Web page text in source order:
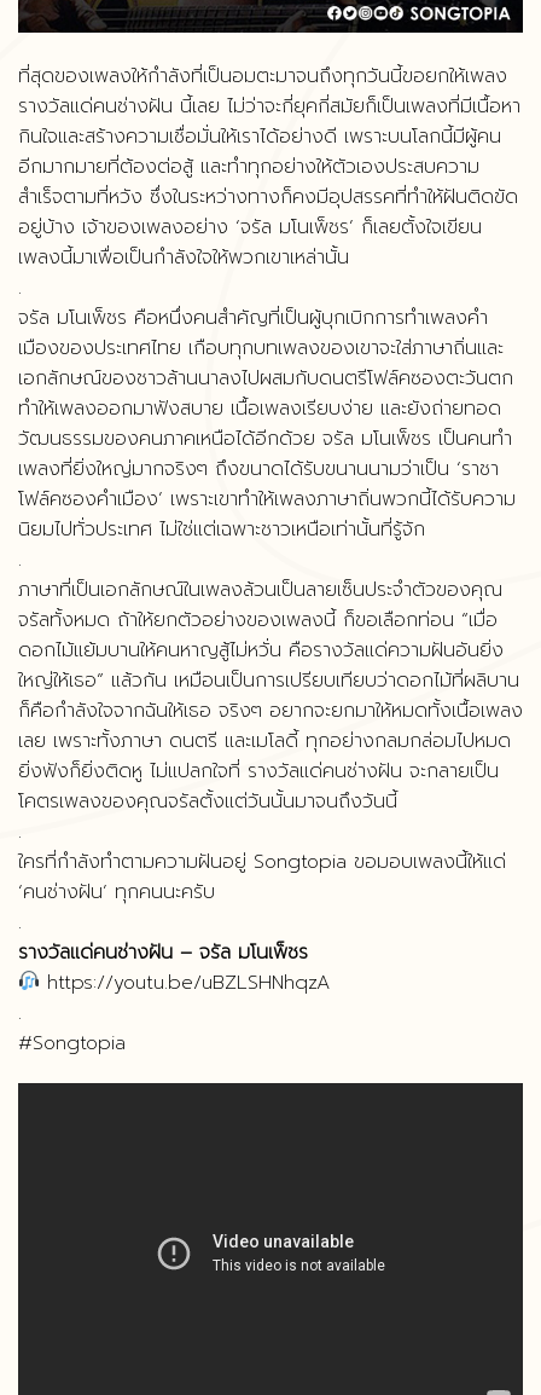
ที่สุดของเพลงให้กำลังที่เป็นอมตะมาจนถึงทุกวันนี้ขอยกให้เพลง
รางวัลแด่คนช่างฝัน นี้เลย ไม่ว่าจะกี่ยุคกี่สมัยก็เป็นเพลงที่มีเนื้อหา
กินใจและสร้างความเชื่อมั่นให้เราได้อย่างดี เพราะบนโลกนี้มีผู้คน
อีกมากมายที่ต้องต่อสู้ และทำทุกอย่างให้ตัวเองประสบความ
สำเร็จตามที่หวัง ซึ่งในระหว่างทางก็คงมีอุปสรรคที่ทำให้ฝันติดขัด
อยู่บ้าง เจ้าของเพลงอย่าง ‘จรัล มโนเพ็ชร’ ก็เลยตั้งใจเขียน
เพลงนี้มาเพื่อเป็นกำลังใจให้พวกเขาเหล่านั้น
.
จรัล มโนเพ็ชร คือหนึ่งคนสำคัญที่เป็นผู้บุกเบิกการทำเพลงคำ
เมืองของประเทศไทย เกือบทุกบทเพลงของเขาจะใส่ภาษาถิ่นและ
เอกลักษณ์ของชาวล้านนาลงไปผสมกับดนตรีโฟล์คซองตะวันตก
ทำให้เพลงออกมาฟังสบาย เนื้อเพลงเรียบง่าย และยังถ่ายทอด
วัฒนธรรมของคนภาคเหนือได้อีกด้วย จรัล มโนเพ็ชร เป็นคนทำ
เพลงที่ยิ่งใหญ่มากจริงๆ ถึงขนาดได้รับขนานนามว่าเป็น ‘ราชา
โฟล์คซองคำเมือง’ เพราะเขาทำให้เพลงภาษาถิ่นพวกนี้ได้รับความ
นิยมไปทั่วประเทศ ไม่ใช่แต่เฉพาะชาวเหนือเท่านั้นที่รู้จัก
.
ภาษาที่เป็นเอกลักษณ์ในเพลงล้วนเป็นลายเซ็นประจำตัวของคุณ
จรัลทั้งหมด ถ้าให้ยกตัวอย่างของเพลงนี้ ก็ขอเลือกท่อน “เมื่อ
ดอกไม้แย้มบานให้คนหาญสู้ไม่หวั่น คือรางวัลแด่ความฝันอันยิ่ง
ใหญ่ให้เธอ” แล้วกัน เหมือนเป็นการเปรียบเทียบว่าดอกไม้ที่ผลิบาน
ก็คือกำลังใจจากฉันให้เธอ จริงๆ อยากจะยกมาให้หมดทั้งเนื้อเพลง
เลย เพราะทั้งภาษา ดนตรี และเมโลดี้ ทุกอย่างกลมกล่อมไปหมด
ยิ่งฟังก็ยิ่งติดหู ไม่แปลกใจที่ รางวัลแด่คนช่างฝัน จะกลายเป็น
โคตรเพลงของคุณจรัลตั้งแต่วันนั้นมาจนถึงวันนี้
.
ใครที่กำลังทำตามความฝันอยู่ Songtopia ขอมอบเพลงนี้ให้แด่
‘คนช่างฝัน’ ทุกคนนะครับ
.
รางวัลแด่คนช่างฝัน – จรัล มโนเพ็ชร
https://youtu.be/uBZLSHNhqzA
.
#Songtopia